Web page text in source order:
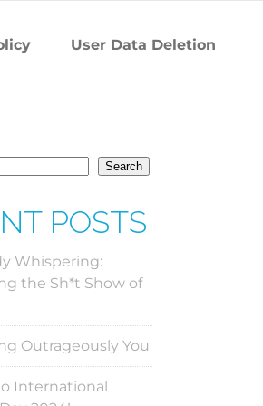
User Data Deletion
Search
POSTS
Whispering:
the Sh*t Show of
Outrageously You
International